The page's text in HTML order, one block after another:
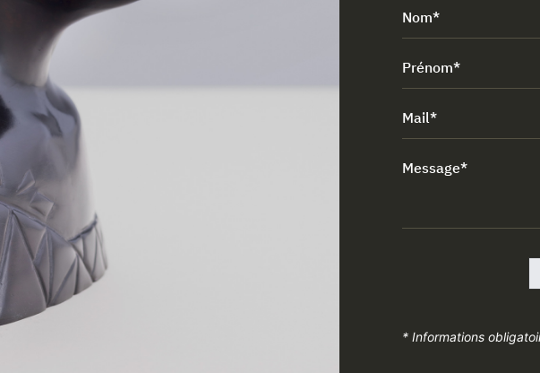
Nom*
Prénom*
Mail*
Message*
* Informations